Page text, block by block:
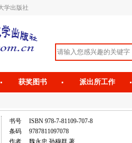
学出版社
获奖图书 派出所工作
书号
ISBN 978-7-81109-707-8
条码
9787811097078
作者
魏永忠 孙穆群 著